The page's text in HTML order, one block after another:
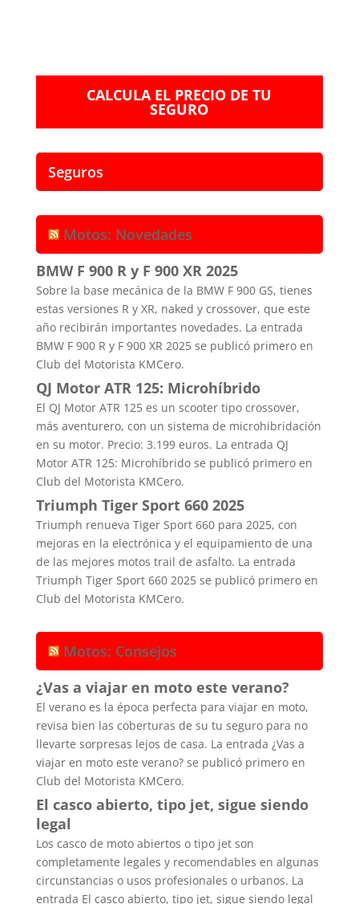
CALCULA EL PRECIO DE TU
SEGURO
Seguros
Motos: Novedades
BMW F 900 R y F 900 XR 2025
Sobre la base mecánica de la BMW F 900 GS, tienes
estas versiones R y XR, naked y crossover, que este
año recibirán importantes novedades. La entrada
BMW F 900 R y F 900 XR 2025 se publicó primero en
Club del Motorista KMCero.
QJ Motor ATR 125: Microhíbrido
El QJ Motor ATR 125 es un scooter tipo crossover,
más aventurero, con un sistema de microhibridación
en su motor. Precio: 3.199 euros. La entrada QJ
Motor ATR 125: Microhíbrido se publicó primero en
Club del Motorista KMCero.
Triumph Tiger Sport 660 2025
Triumph renueva Tiger Sport 660 para 2025, con
mejoras en la electrónica y el equipamiento de una
de las mejores motos trail de asfalto. La entrada
Triumph Tiger Sport 660 2025 se publicó primero en
Club del Motorista KMCero.
Motos: Consejos
¿Vas a viajar en moto este verano?
El verano es la época perfecta para viajar en moto,
revisa bien las coberturas de su tu seguro para no
llevarte sorpresas lejos de casa. La entrada ¿Vas a
viajar en moto este verano? se publicó primero en
Club del Motorista KMCero.
El casco abierto, tipo jet, sigue siendo
legal
Los casco de moto abiertos o tipo jet son
completamente legales y recomendables en algunas
circunstancias o usos profesionales o urbanos. La
entrada El casco abierto, tipo jet, sigue siendo legal